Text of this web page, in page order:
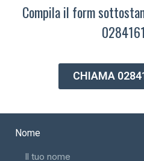
Compila il form
CHIAMA
Nome